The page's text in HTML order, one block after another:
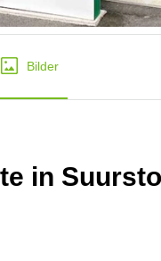
Bilder
in